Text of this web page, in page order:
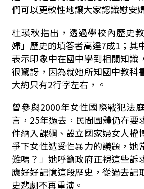
們可以更軟性地讓大家認識慰安
杜瑛秋指出，透過學校內歷史
婦」歷史的填答者高達7成1；其
表示印象中在國中學到相關知識
很驚訝，因為就她所知國中教科
大約只有2行字左右，。
曾參與2000年女性國際戰犯法
言，25年過去，民間團體仍在要
件納入課綱、設立國家婦女人權
爭下女性遭受性暴力的議題，她
難嗎？」她呼籲政府正視這些訴
應好好記憶這段歷史，從過去記
史悲劇不再重演。